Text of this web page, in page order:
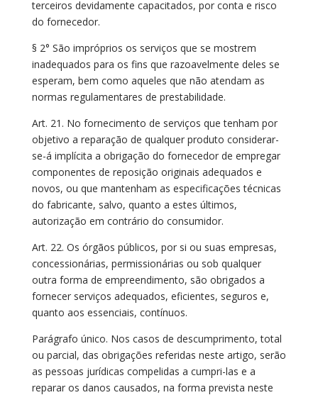
terceiros devidamente capacitados, por conta e risco
do fornecedor.
§ 2° São impróprios os serviços que se mostrem
inadequados para os fins que razoavelmente deles se
esperam, bem como aqueles que não atendam as
normas regulamentares de prestabilidade.
Art. 21. No fornecimento de serviços que tenham por
objetivo a reparação de qualquer produto considerar-
se-á implícita a obrigação do fornecedor de empregar
componentes de reposição originais adequados e
novos, ou que mantenham as especificações técnicas
do fabricante, salvo, quanto a estes últimos,
autorização em contrário do consumidor.
Art. 22. Os órgãos públicos, por si ou suas empresas,
concessionárias, permissionárias ou sob qualquer
outra forma de empreendimento, são obrigados a
fornecer serviços adequados, eficientes, seguros e,
quanto aos essenciais, contínuos.
Parágrafo único. Nos casos de descumprimento, total
ou parcial, das obrigações referidas neste artigo, serão
as pessoas jurídicas compelidas a cumpri-las e a
reparar os danos causados, na forma prevista neste